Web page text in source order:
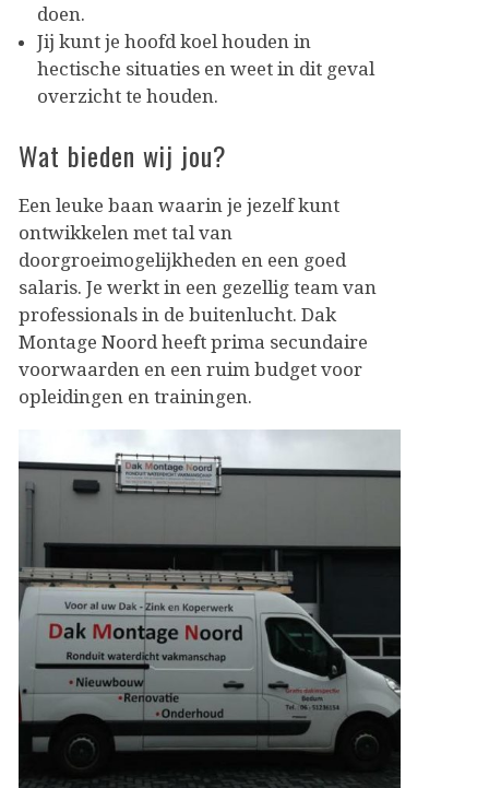
doen.
Jij kunt je hoofd koel houden in
hectische situaties en weet in dit geval
overzicht te houden.
Wat bieden wij jou?
Een leuke baan waarin je jezelf kunt
ontwikkelen met tal van
doorgroeimogelijkheden en een goed
salaris. Je werkt in een gezellig team van
professionals in de buitenlucht. Dak
Montage Noord heeft prima secundaire
voorwaarden en een ruim budget voor
opleidingen en trainingen.